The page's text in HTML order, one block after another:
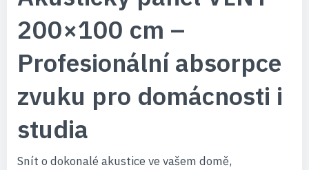
200×100 cm –
Profesionální absorpce
zvuku pro domácnosti i
studia
Snít o dokonalé akustice ve vašem domě,